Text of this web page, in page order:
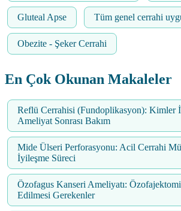
Gluteal Apse Tüm genel cerrahi
Obezite - Şeker Cerrahi
En Çok Okunan Makaleler
Reflü Cerrahisi (Fundoplikasyon): Kimler
Ameliyat Sonrası Bakım
Mide Ülseri Perforasyonu: Acil Cerrahi
İyileşme Süreci
Özofagus Kanseri Ameliyatı:
Edilmesi Gerekenler